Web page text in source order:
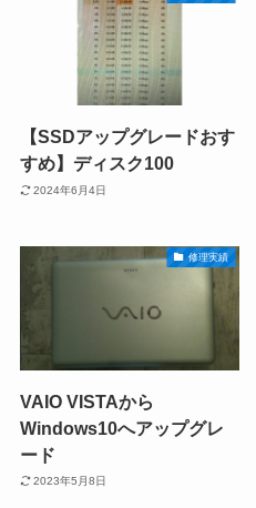
【SSDアップグレードおす
すめ】ディスク100
2024年6月4日
修理実績
VAIO VISTAから
Windows10へアップグレ
ード
2023年5月8日